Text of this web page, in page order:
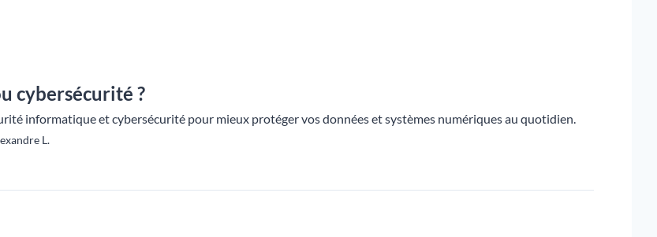
cybersécurité ?
informatique et cybersécurité pour mieux protéger vos données et systèmes numériques au quotidien.
L.